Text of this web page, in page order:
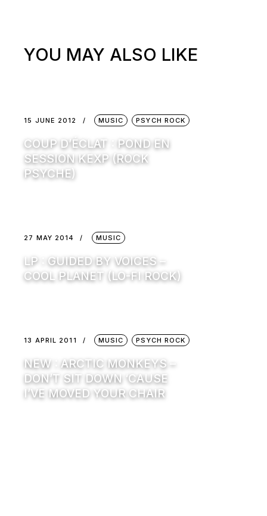
YOU MAY ALSO LIKE
15 JUNE 2012 MUSIC PSYCH ROCK
COUP D’ÉCLAT : POND EN
SESSION KEXP (ROCK
PSYCHE)
27 MAY 2014 MUSIC
LP : GUIDED BY VOICES –
COOL PLANET (LO-FI ROCK)
13 APRIL 2011 MUSIC PSYCH ROCK
NEW : ARCTIC MONKEYS –
DON’T SIT DOWN ‘CAUSE
I’VE MOVED YOUR CHAIR